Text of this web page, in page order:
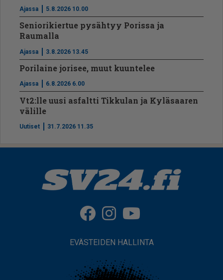
Ajassa 5.8.2026 10.00
Seniorikiertue pysähtyy Porissa ja
Raumalla
Ajassa 3.8.2026 13.45
Porilaine jorisee, muut kuuntelee
Ajassa 6.8.2026 6.00
Vt2:lle uusi asfaltti Tikkulan ja Kyläsaaren
välille
Uutiset 31.7.2026 11.35
EVÄSTEIDEN HALLINTA